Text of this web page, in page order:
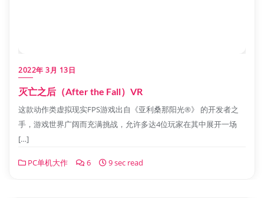
2022年 3月 13日
灭亡之后（After the Fall）VR
这款动作类虚拟现实FPS游戏出自《亚利桑那阳光®》 的开发者之
手，游戏世界广阔而充满挑战，允许多达4位玩家在其中展开一场
[…]
PC单机大作 6 9 sec read